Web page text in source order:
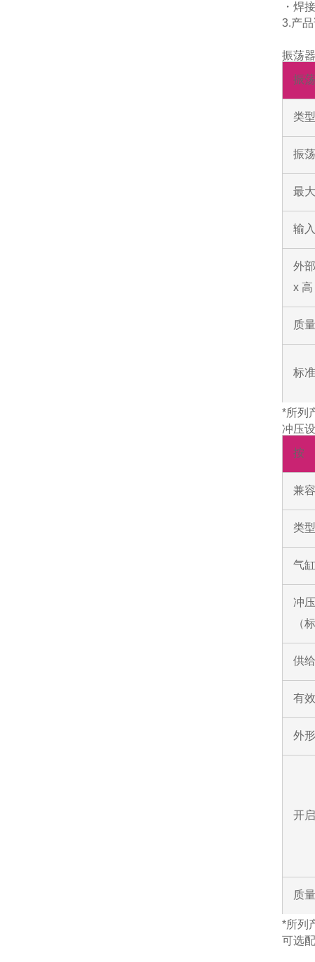
・焊
3.产
振荡器
振
类型
振
最
输
外
x
质
标
*所列
冲压
按
兼
类型
气
冲
（
供
有
外
开
质
*所列
可选